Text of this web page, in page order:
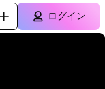
ログイン